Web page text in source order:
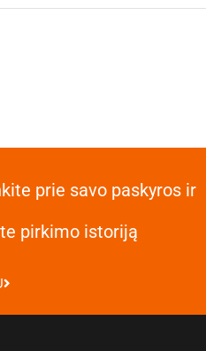
prie savo paskyros ir
pirkimo istoriją